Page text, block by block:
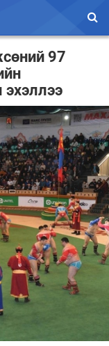
97